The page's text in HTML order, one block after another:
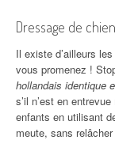
Dressage de
Il existe d’ailleurs
vous promenez !
hollandais identique
s’il n’est en
enfants en utilisant
meute, sans